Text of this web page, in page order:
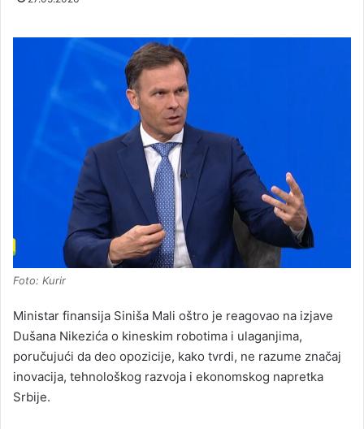
Foto: Kurir
Ministar finansija Siniša Mali oštro je reagovao na izjave
Dušana Nikezića o kineskim robotima i ulaganjima,
poručujući da deo opozicije, kako tvrdi, ne razume značaj
inovacija, tehnološkog razvoja i ekonomskog napretka
Srbije.